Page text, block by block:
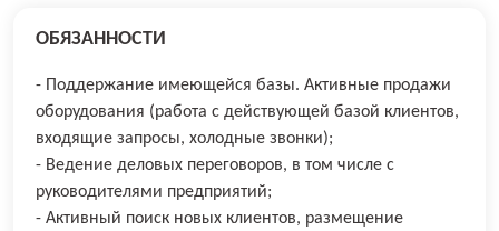
ОБЯЗАННОСТИ
- Поддержание имеющейся базы. Активные продажи
оборудования (работа с действующей базой клиентов,
входящие запросы, холодные звонки);
- Ведение деловых переговоров, в том числе с
руководителями предприятий;
- Активный поиск новых клиентов, размещение